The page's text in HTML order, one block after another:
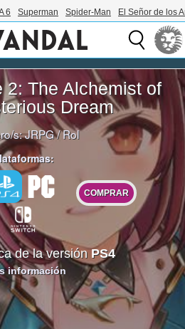
6 Superman Spider-Man El Señor de los
2: The Alchemist of
Dream
s:JRPG/Rol
COMPRAR
de la versiónPS4
información